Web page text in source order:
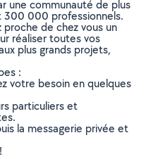
une communauté de plus
300 000 professionnels.
de chez vous un
réaliser toutes vos
plus grands projets,
:
votre besoin en quelques
particuliers et
la messagerie privée et